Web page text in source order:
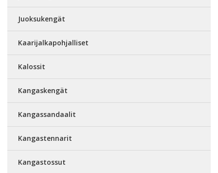
Juoksukengät
Kaarijalkapohjalliset
Kalossit
Kangaskengät
Kangassandaalit
Kangastennarit
Kangastossut